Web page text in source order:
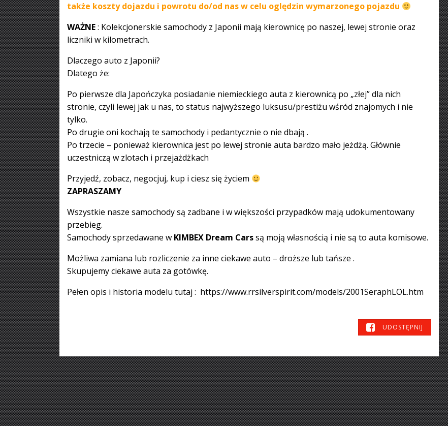
także koszty dojazdu i powrotu do/od nas w celu oględzin wymarzonego pojazdu
WAŻNE: Kolekcjonerskie samochody z Japonii mają kierownicę po naszej, lewej stronie oraz
liczniki w kilometrach.
Dlaczego auto z Japonii?
Dlatego że:
Po pierwsze dla Japończyka posiadanie niemieckiego auta z kierownicą po „złej” dla nich
stronie, czyli lewej jak u nas, to status najwyższego luksusu/prestiżu wśród znajomych i nie
tylko.
Po drugie oni kochają te samochody i pedantycznie o nie dbają .
Po trzecie – ponieważ kierownica jest po lewej stronie auta bardzo mało jeżdżą. Głównie
uczestniczą w zlotach i przejażdżkach
Przyjedź, zobacz, negocjuj, kup i ciesz się życiem
ZAPRASZAMY
Wszystkie nasze samochody są zadbane i w większości przypadków mają udokumentowany
przebieg.
Samochody sprzedawane w KIMBEX Dream Carssą moją własnością i nie są to auta komisowe.
Możliwa zamiana lub rozliczenie za inne ciekawe auto – droższe lub tańsze .
Skupujemy ciekawe auta za gotówkę.
Pełen opis i historia modelu tutaj : https://www.rrsilverspirit.com/models/2001SeraphLOL.htm
UDOSTĘPNIJ